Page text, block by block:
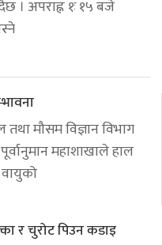
अपराह्न १ः १५ बजे
मौसम विज्ञान विभाग
महाशाखाले हाल
र चुरोट पिउन कडाइ